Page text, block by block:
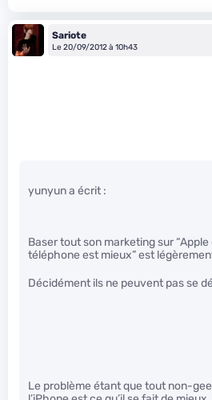
Sariote
Le 20/09/2012 à 10h43
yunyun a écrit :
Baser tout son marketing sur “Apple
téléphone est mieux” est
Décidément ils ne peuvent pas se
Le problème étant que tout non-